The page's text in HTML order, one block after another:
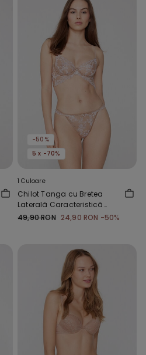
-50%
5 x -70%
1 Culoare
Chilot Tanga cu Bretea
Laterală Caracteristică
Delicate Essence
49,90 RON 24,90 RON -50%